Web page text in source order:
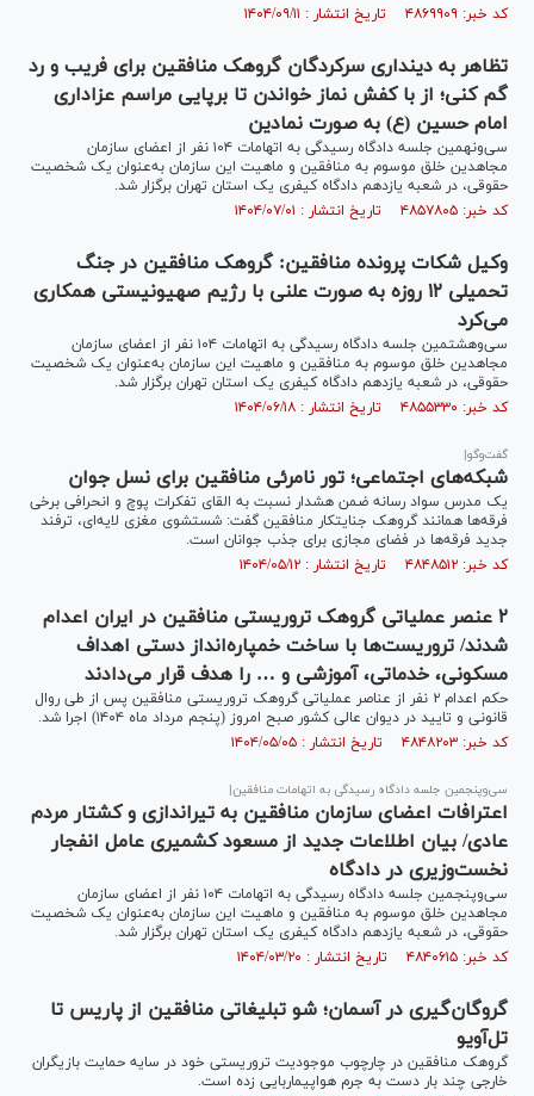
کد خبر: ۴۸۶۹۹۰۹ تاریخ انتشار : ۱۴۰۴/۰۹/۱۱
تظاهر به دینداری سرکردگان گروهک منافقین برای فریب و رد
گم کنی؛ از با کفش نماز خواندن تا برپایی مراسم عزاداری
امام حسین (ع) به صورت نمادین
سی‌ونهمین جلسه دادگاه رسیدگی به اتهامات ۱۰۴ نفر از اعضای سازمان
مجاهدین خلق موسوم به منافقین و ماهیت این سازمان به‌عنوان یک شخصیت
حقوقی، در شعبه یازدهم دادگاه کیفری یک استان تهران برگزار شد.
کد خبر: ۴۸۵۷۸۰۵ تاریخ انتشار : ۱۴۰۴/۰۷/۰۱
وکیل شکات پرونده منافقین: گروهک منافقین در جنگ
تحمیلی ۱۲ روزه به صورت علنی با رژیم صهیونیستی همکاری
می‌کرد
سی‌وهشتمین جلسه دادگاه رسیدگی به اتهامات ۱۰۴ نفر از اعضای سازمان
مجاهدین خلق موسوم به منافقین و ماهیت این سازمان به‌عنوان یک شخصیت
حقوقی، در شعبه یازدهم دادگاه کیفری یک استان تهران برگزار شد.
کد خبر: ۴۸۵۵۳۳۰ تاریخ انتشار : ۱۴۰۴/۰۶/۱۸
گفت‌و‌گو|
شبکه‌های اجتماعی؛ تور نامرئی منافقین برای نسل جوان
یک مدرس سواد رسانه ضمن هشدار نسبت به القای تفکرات پوچ و انحرافی برخی
فرقه‌ها همانند گروهک جنایتکار منافقین گفت: شستشوی مغزی لایه‌ای، ترفند
جدید فرقه‌ها در فضای مجازی برای جذب جوانان است.
کد خبر: ۴۸۴۸۵۱۲ تاریخ انتشار : ۱۴۰۴/۰۵/۱۲
۲ عنصر عملیاتی گروهک تروریستی منافقین در ایران اعدام
شدند/ تروریست‌ها با ساخت خمپاره‌انداز دستی اهداف
مسکونی، خدماتی، آموزشی و … را هدف قرار می‌دادند
حکم اعدام ۲ نفر از عناصر عملیاتی گروهک تروریستی منافقین پس از طی روال
قانونی و تایید در دیوان عالی کشور صبح امروز (پنجم مرداد ماه ۱۴۰۴) اجرا شد.
کد خبر: ۴۸۴۸۲۰۳ تاریخ انتشار : ۱۴۰۴/۰۵/۰۵
سی‌وپنجمین جلسه دادگاه رسیدگی به اتهامات منافقین|
اعترافات اعضای سازمان منافقین به تیراندازی و کشتار مردم
عادی/ بیان اطلاعات جدید از مسعود کشمیری عامل انفجار
نخست‌وزیری در دادگاه
سی‌وپنجمین جلسه دادگاه رسیدگی به اتهامات ۱۰۴ نفر از اعضای سازمان
مجاهدین خلق موسوم به منافقین و ماهیت این سازمان به‌عنوان یک شخصیت
حقوقی، در شعبه یازدهم دادگاه کیفری یک استان تهران برگزار شد.
کد خبر: ۴۸۴۰۶۱۵ تاریخ انتشار : ۱۴۰۴/۰۳/۲۰
گروگان‌گیری در آسمان؛ شو تبلیغاتی منافقین از پاریس تا
تل‌آویو
گروهک منافقین در چارچوب موجودیت تروریستی خود در سایه حمایت بازیگران
خارجی چند بار دست به جرم هواپیماربایی زده است.